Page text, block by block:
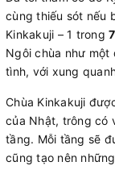
cùng thiếu sót nếu
Kinkakuji – 1 trong
Ngôi chùa như một
tình, với xung
Chùa Kinkakuji
của Nhật, trông có
tầng. Mỗi tầng sẽ
cũng tạo nên